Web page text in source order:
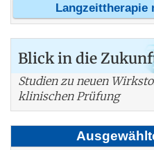
Langzeittherapie
Blick in die
Studien zu neuen
klinischen Prüfung